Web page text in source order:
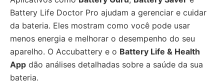
Battery Life Doctor Pro ajudam a gerenciar e cuidar
da bateria. Eles mostram como você pode usar
menos energia e melhorar o desempenho do seu
aparelho. O Accubattery e o Battery Life & Health
App dão análises detalhadas sobre a saúde da sua
bateria.